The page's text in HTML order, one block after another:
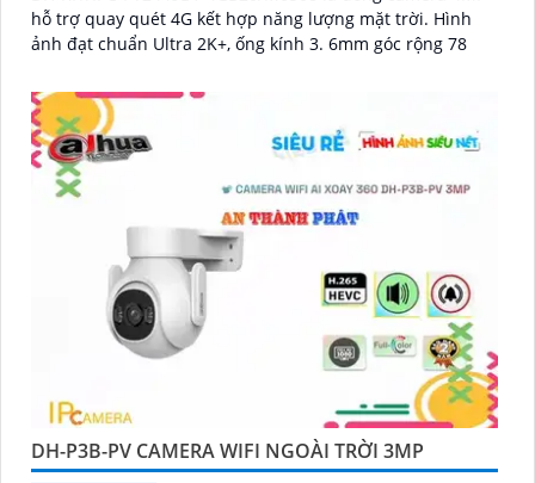
hỗ trợ quay quét 4G kết hợp năng lượng mặt trời. Hình
ảnh đạt chuẩn Ultra 2K+, ống kính 3. 6mm góc rộng 78
DH-P3B-PV CAMERA WIFI NGOÀI TRỜI 3MP